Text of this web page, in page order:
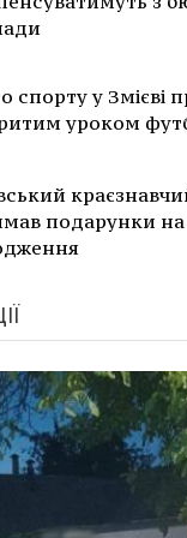
спорту у Змієві
уроком
подарунки на